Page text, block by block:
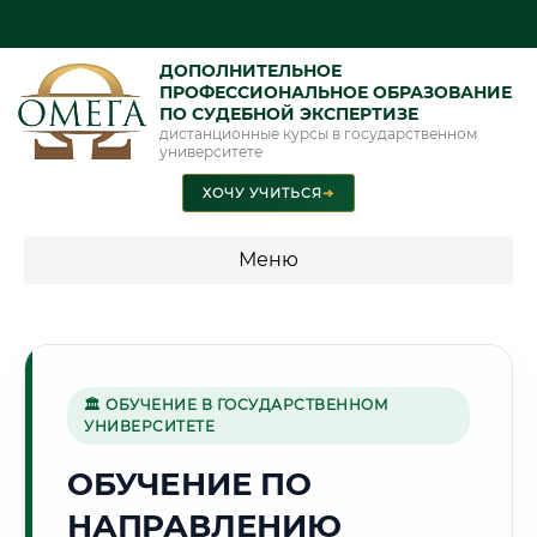
ДОПОЛНИТЕЛЬНОЕ
ПРОФЕССИОНАЛЬНОЕ ОБРАЗОВАНИЕ
ПО СУДЕБНОЙ ЭКСПЕРТИЗЕ
дистанционные курсы в государственном
университете
ХОЧУ УЧИТЬСЯ➜
Меню
специальности"
Стоимость по программам обучения "Судебная экспертиза"
Стоимость по программам обучения "Экспертиза"
🏛 ОБУЧЕНИЕ В ГОСУДАРСТВЕННОМ
УНИВЕРСИТЕТЕ
ОБУЧЕНИЕ ПО
НАПРАВЛЕНИЮ